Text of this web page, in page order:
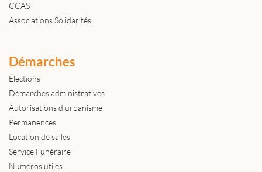
CCAS
Associations Solidarités
Démarches
Élections
Démarches administratives
Autorisations d'urbanisme
Permanences
Location de salles
Service Funéraire
Numéros utiles